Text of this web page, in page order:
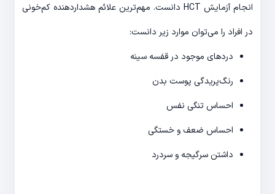
انجام آزمایش HCT دانست. مهم‌ترین علائم هشداردهنده کم‌خونی
در افراد را می‌توان موارد زیر دانست:
دردهای موجود در قفسه سینه
رنگ‌پریدگی پوست بدن
احساس تنگی نفس
احساس ضعف و خستگی
داشتن سرگیجه و سردرد